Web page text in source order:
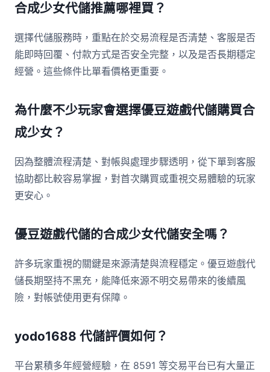
合成少女代儲推薦哪裡買？
選擇代儲服務時，重點在於交易流程是否清楚、客服是否
能即時回覆、付款方式是否安全完整，以及是否長期穩定
經營。這些條件比單看價格更重要。
為什麼不少玩家會選擇優豆遊戲代儲購買合
成少女？
因為整體流程清楚、對帳與處理步驟透明，從下單到客服
協助都比較容易掌握，對首次購買或重視交易體驗的玩家
更安心。
優豆遊戲代儲的合成少女代儲安全嗎？
許多玩家重視的關鍵是來源清楚與流程穩定。優豆遊戲代
儲長期堅持不黑充，能降低來源不明交易帶來的後續風
險，對帳號使用更有保障。
yodo1688 代儲評價如何？
平台累積多年經營經驗，在 8591 等交易平台已有大量正